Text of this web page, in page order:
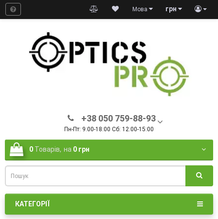
грн
Мова
+38 050 759-88-93
Пн-Пт: 9:00-18:00 Сб: 12:00-15:00
0 Товарів, на 0 грн
КАТЕГОРІЇ